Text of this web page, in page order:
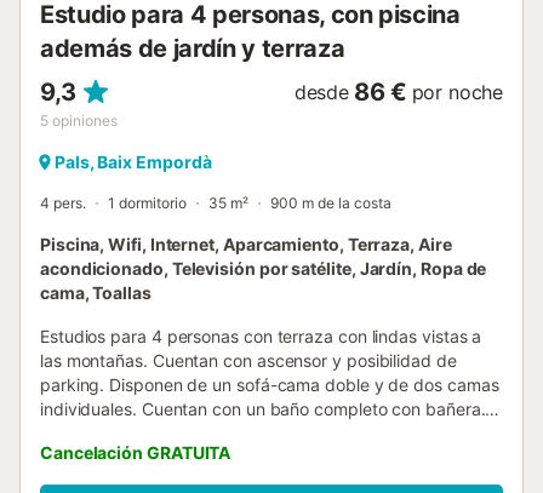
Estudio para 4 personas, con piscina
además de jardín y terraza
9,3
5 opiniones
desde 86 € por noche
Pals, Baix Empordà
4 pers. 1 dormitorio 35 m² 900 m de la costa
Piscina, Wifi, Internet, Aparcamiento, Terraza, Aire
acondicionado, Televisión por satélite, Jardín, Ropa de
cama, Toallas
Estudios para 4 personas con terraza con lindas vistas a
las montañas. Cuentan con ascensor y posibilidad de
parking. Disponen de un sofá-cama doble y de dos camas
individuales. Cuentan con un baño completo con bañera.
cama. Cuentan con una cocina equipada y vajilla.
Disponen de televisión satélital y de internet. Cuentan con
Cancelación GRATUITA